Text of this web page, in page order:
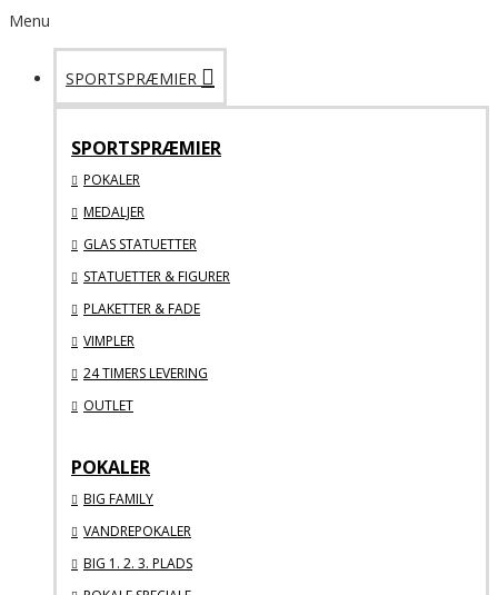
Menu
SPORTSPRÆMIER
SPORTSPRÆMIER
POKALER
MEDALJER
GLAS STATUETTER
STATUETTER & FIGURER
PLAKETTER & FADE
VIMPLER
24 TIMERS LEVERING
OUTLET
POKALER
BIG FAMILY
VANDREPOKALER
BIG 1. 2. 3. PLADS